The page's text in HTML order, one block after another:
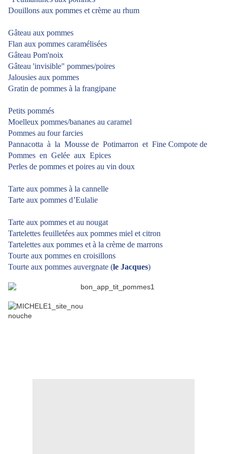
Douillons aux pommes et crème au rhum
Gâteau aux pommes
Flan aux pommes caramélisées
Gâteau Pom'noix
Gâteau 'invisible" pommes/poires
Jalousies aux pommes
Gratin de pommes à la frangipane
Petits pommés
Moelleux pommes/bananes au caramel
Pommes au four farcies
Pannacotta à la Mousse de Potimarron et Fine Compote de
Pommes en Gelée aux Epices
Perles de pommes et poires au vin doux
Tarte aux pommes à la cannelle
Tarte aux pommes d’Eulalie
Tarte aux pommes et au nougat
Tartelettes feuilletées aux pommes miel et citron
Tartelettes aux pommes et à la crème de marrons
Tourte aux pommes en croisillons
Tourte aux pommes auvergnate (le Jacques)